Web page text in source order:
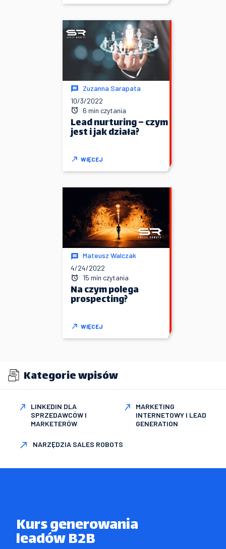
Zuzanna Sarapata
10/3/2022
6 min czytania
Lead nurturing – czym
jest i jak działa?
WIĘCEJ
Mateusz Walczak
4/24/2022
15 min czytania
Na czym polega
prospecting?
WIĘCEJ
Kategorie wpisów
LINKEDIN DLA
SPRZEDAWCÓW I
MARKETERÓW
MARKETING
INTERNETOWY I LEAD
GENERATION
NARZĘDZIA SALES ROBOTS
Kurs generowania
leadów B2B